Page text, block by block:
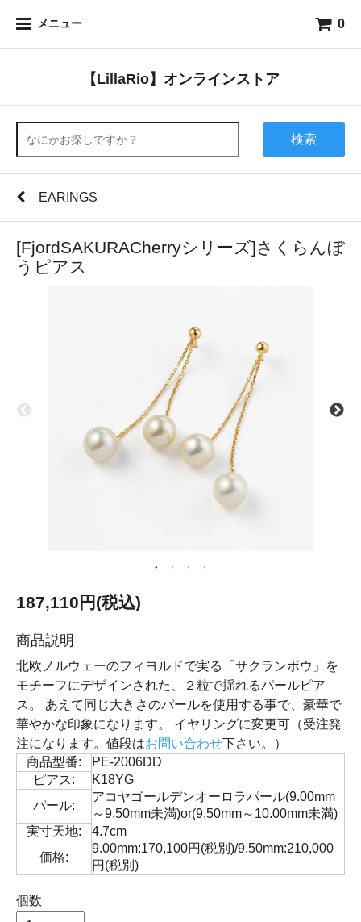
メニュー 0
【LillaRio】オンラインストア
検索
EARINGS
[FjordSAKURACherryシリーズ]さくらんぼ
うピアス
187,110円(税込)
商品説明
北欧ノルウェーのフィヨルドで実る「サクランボウ」を
モチーフにデザインされた、２粒で揺れるパールピア
ス。 あえて同じ大きさのパールを使用する事で、豪華で
華やかな印象になります。 イヤリングに変更可（受注発
注になります。値段はお問い合わせ下さい。）
商品型番:
PE-2006DD
ピアス:
K18YG
パール:
アコヤゴールデンオーロラパール(9.00mm
～9.50mm未満)or(9.50mm～10.00mm未満)
実寸天地:
4.7cm
価格:
9.00mm:170,100円(税別)/9.50mm:210,000
円(税別)
個数